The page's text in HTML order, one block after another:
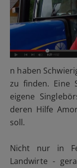
n haben
zu finden. Eine
eigene
deren Hilfe
soll.
Nicht nur in
Landwirte -